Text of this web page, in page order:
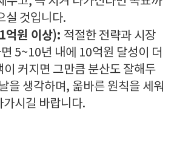
실 것입니다.
억원 이상): 적절한 전략과 시장
5~10년 내에 10억원 달성이 더
커지면 그만큼 분산도 잘해두
을 생각하며, 옮바른 원칙을 세워
시길 바랍니다.